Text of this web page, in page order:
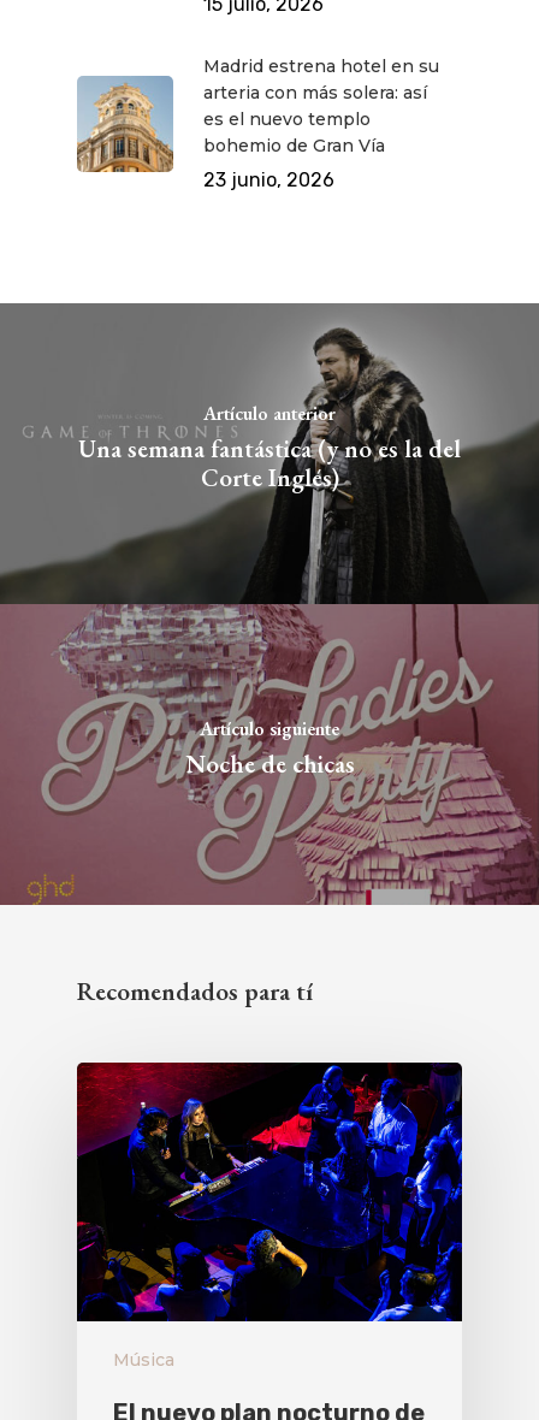
Madrid estrena hotel en su
arteria con más solera: así
es el nuevo templo
bohemio de Gran Vía
23 junio, 2026
Artículo anterior
Una semana fantástica (y no es la del
Corte Inglés)
Artículo siguiente
Noche de chicas
Recomendados para tí
Música
El nuevo plan nocturno de